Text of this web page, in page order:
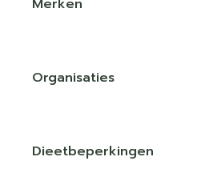
Merken
Organisaties
Dieetbeperkingen